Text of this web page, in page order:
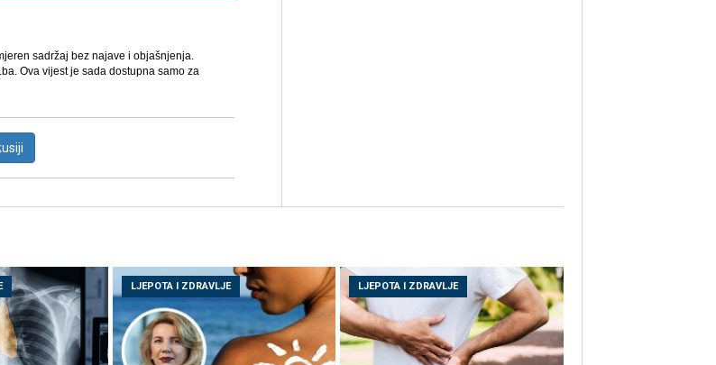
sadržaj bez najave i objašnjenja.
Ova vijest je sada dostupna samo za
LJEPOTA I ZDRAVLJE LJEPOTA I ZDRAVLJE